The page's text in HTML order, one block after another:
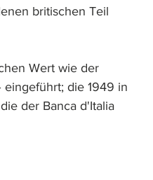
britischen Teil
Wert wie der
die 1949 in
der Banca d'Italia